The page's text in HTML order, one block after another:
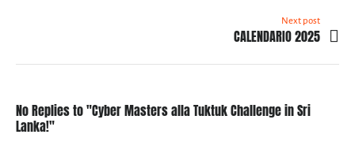
Next post
CALENDARIO 2025
No Replies to "Cyber Masters alla Tuktuk Challenge in Sri
Lanka!"